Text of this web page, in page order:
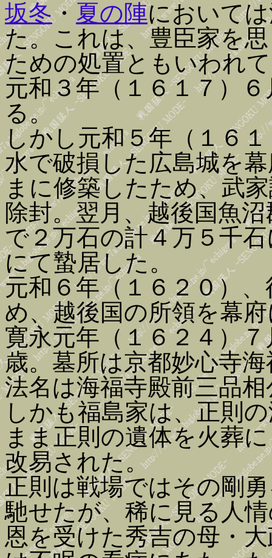
坂冬・夏の陣において
た。これは、豊臣家を
ための処置ともいわれ
元和３年（１６１７）
る。
しかし元和５年（１６
水で破損した広島城を
まに修築したため、武
除封。翌月、越後国魚
で２万石の計４万５千
にて蟄居した。
元和６年（１６２０）
め、越後国の所領を幕
寛永元年（１６２４）
歳。墓所は京都妙心寺
法名は海福寺殿前三品
しかも福島家は、正則
まま正則の遺体を火葬
改易された。
正則は戦場ではその剛
馳せたが、稀に見る人
恩を受けた秀吉の母・